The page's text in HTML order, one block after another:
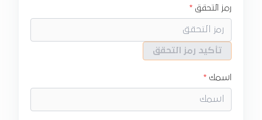
رمز التحقق
تأكيد رمز التحقق
اسمك